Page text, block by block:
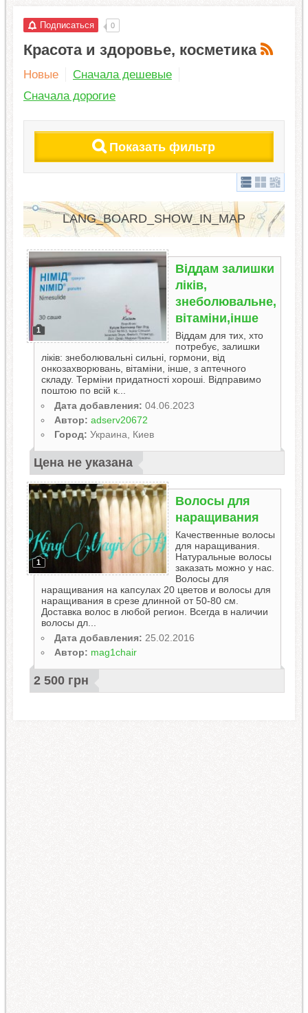
Подписаться 0
Красота и здоровье, косметика
Новые
Сначала дешевые
Сначала дорогие
Показать фильтр
LANG_BOARD_SHOW_IN_MAP
1
Віддам залишки
ліків,
знеболювальне,
вітаміни,інше
Віддам для тих, хто
потребує, залишки
ліків: знеболювальні сильні, гормони, від
онкозахворювань, вітаміни, інше, з аптечного
складу. Терміни придатності хороші. Відправимо
поштою по всій к...
Дата добавления: 04.06.2023
Автор: adserv20672
Город: Украина, Киев
Цена не указана
1
Волосы для
наращивания
Качественные волосы
для наращивания.
Натуральные волосы
заказать можно у нас.
Волосы для
наращивания на капсулах 20 цветов и волосы для
наращивания в срезе длинной от 50-80 см.
Доставка волос в любой регион. Всегда в наличии
волосы дл...
Дата добавления: 25.02.2016
Автор: mag1chair
2 500 грн